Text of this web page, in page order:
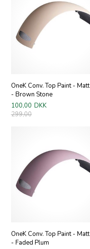
OneK Conv. Top Paint - Matt
- Brown Stone
100,00 DKK
299,00
OneK Conv. Top Paint - Matt
- Faded Plum